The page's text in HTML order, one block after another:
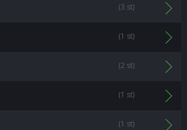
(3 st)
(1 st)
(2 st)
(1 st)
(1 st)